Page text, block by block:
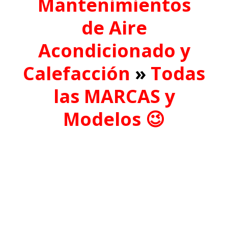
de Aire
Acondicionado y
Calefacción » Todas
las MARCAS y
Modelos 😉